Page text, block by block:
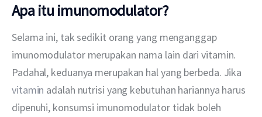
Apa itu imunomodulator?
Selama ini, tak sedikit orang yang menganggap
imunomodulator merupakan nama lain dari vitamin.
Padahal, keduanya merupakan hal yang berbeda. Jika
vitamin adalah nutrisi yang kebutuhan hariannya harus
dipenuhi, konsumsi imunomodulator tidak boleh